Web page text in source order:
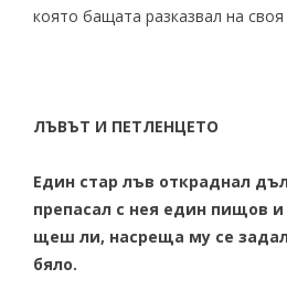
която бащата разказвал на своя
ЛЪВЪТ И ПЕТЛЕНЦЕТО
Един стар лъв откраднал
препасал с нея един пищов и
щеш ли, насреща му се
бяло.